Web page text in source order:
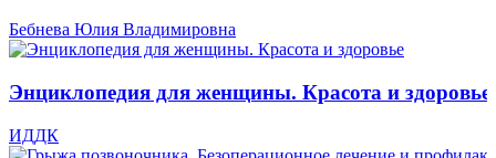
Бебнева Юлия Владимировна
Энциклопедия для женщины. Красота и здоровье
ИДДК